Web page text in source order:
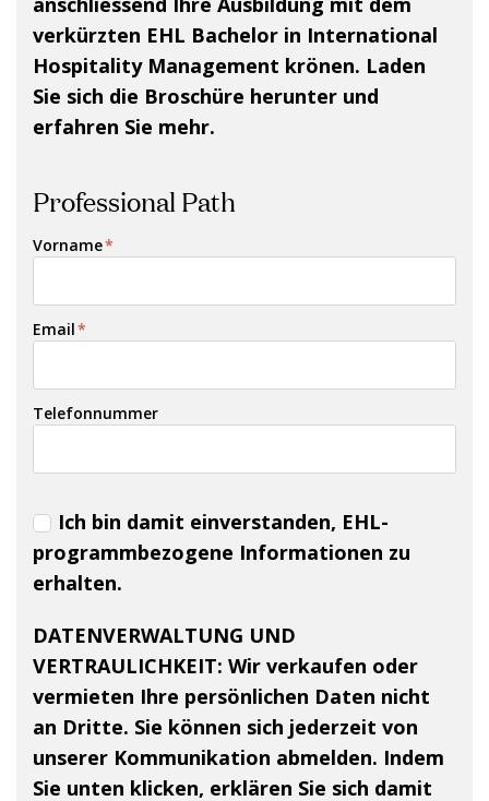
verkürzten EHL Bachelor in International
Hospitality Management krönen. Laden
Sie sich die Broschüre herunter und
erfahren Sie mehr.
Professional Path
Vorname*
Email*
Telefonnummer
Ich bin damit einverstanden, EHL-
programmbezogene Informationen zu
erhalten.
DATENVERWALTUNG UND
VERTRAULICHKEIT: Wir verkaufen oder
vermieten Ihre persönlichen Daten nicht
an Dritte. Sie können sich jederzeit von
unserer Kommunikation abmelden. Indem
Sie unten klicken, erklären Sie sich damit